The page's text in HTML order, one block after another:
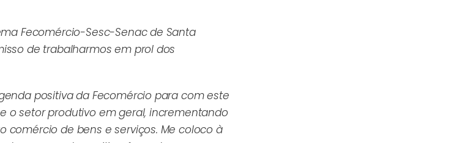
Fecomércio-Sesc-Senac de Santa
de trabalharmos em prol dos
positiva da Fecomércio para com este
o setor produtivo em geral, incrementando
comércio de bens e serviços. Me coloco à